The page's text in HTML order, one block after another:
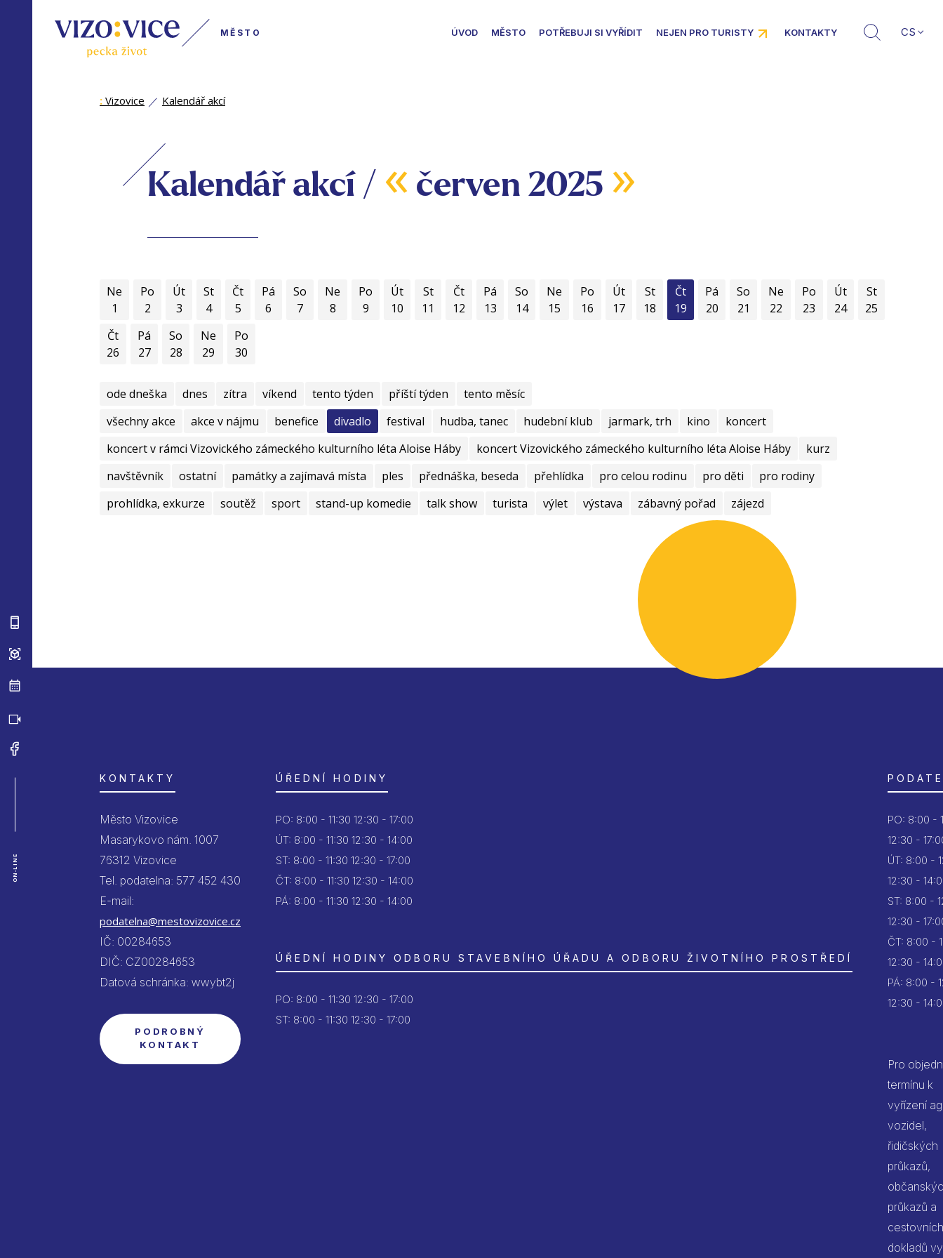
MĚSTO ÚVOD MĚSTO POTŘEBUJI SI VYŘÍDIT NEJEN PRO TURISTY KONTAKTY CS
ON-LINE
: Vizovice Kalendář akcí
Kalendář akcí / « červen 2025 »
Ne
1
Po
2
Út
3
St
4
Čt
5
Pá
6
So
7
Ne
8
Po
9
Út
10
St
11
Čt
12
Pá
13
So
14
Ne
15
Po
16
Út
17
St
18
Čt
19
Pá
20
So
21
Ne
22
Po
23
Út
24
St
25
Čt
26
Pá
27
So
28
Ne
29
Po
30
ode dneška dnes zítra víkend tento týden příští týden
tento měsíc
všechny akce
akce v nájmu benefice divadlo festival hudba, tanec hudební klub jarmark, trh kino
koncert
koncert v rámci Vizovického zámeckého kulturního léta Aloise Háby
koncert Vizovického zámeckého kulturního léta Aloise Háby
kurz
navštěvník
ostatní památky a zajímavá místa ples přednáška, beseda přehlídka pro celou rodinu pro děti
pro rodiny
prohlídka, exkurze
soutěž sport stand-up komedie talk show turista výlet výstava zábavný pořad zájezd
KONTAKTY
Město Vizovice
Masarykovo nám. 1007
76312 Vizovice
Tel. podatelna: 577 452 430
E-mail:
podatelna@mestovizovice.cz
IČ: 00284653
DIČ: CZ00284653
Datová schránka: wwybt2j
PODROBNÝ
KONTAKT
ÚŘEDNÍ HODINY
PO: 8:00 - 11:30 12:30 - 17:00
ÚT: 8:00 - 11:30 12:30 - 14:00
ST: 8:00 - 11:30 12:30 - 17:00
ČT: 8:00 - 11:30 12:30 - 14:00
PÁ: 8:00 - 11:30 12:30 - 14:00
ÚŘEDNÍ HODINY ODBORU STAVEBNÍHO ÚŘADU A ODBORU ŽIVOTNÍHO PROSTŘEDÍ
PO: 8:00 - 11:30 12:30 - 17:00
ST: 8:00 - 11:30 12:30 - 17:00
PO: 8:00 -
12:30 -
ÚT: 8:00 -
12:30 -
ST: 8:00 -
12:30 -
ČT: 8:00 -
12:30 -
PÁ: 8:00 -
12:30 -
Pro
termínu k
vyřízení
vozidel,
řidičských
průkazů,
průkazů a
cestovních
dokladů